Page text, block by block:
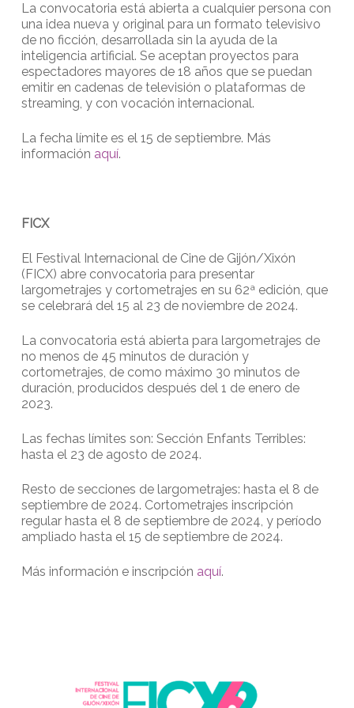
La convocatoria está abierta a cualquier persona con
una idea nueva y original para un formato televisivo
de no ficción, desarrollada sin la ayuda de la
inteligencia artificial. Se aceptan proyectos para
espectadores mayores de 18 años que se puedan
emitir en cadenas de televisión o plataformas de
streaming, y con vocación internacional.
La fecha límite es el 15 de septiembre. Más
información aquí.
FICX
El Festival Internacional de Cine de Gijón/Xixón
(FICX) abre convocatoria para presentar
largometrajes y cortometrajes en su 62ª edición, que
se celebrará del 15 al 23 de noviembre de 2024.
La convocatoria está abierta para largometrajes de
no menos de 45 minutos de duración y
cortometrajes, de como máximo 30 minutos de
duración, producidos después del 1 de enero de
2023.
Las fechas límites son: Sección Enfants Terribles:
hasta el 23 de agosto de 2024.
Resto de secciones de largometrajes: hasta el 8 de
septiembre de 2024. Cortometrajes inscripción
regular hasta el 8 de septiembre de 2024, y período
ampliado hasta el 15 de septiembre de 2024.
Más información e inscripción aquí.